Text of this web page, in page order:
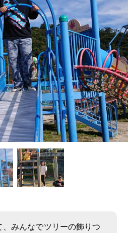
、みんなでツリーの飾りつ